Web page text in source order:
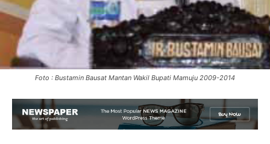
Foto : Bustamin Bausat Mantan Wakil Bupati Mamuju 2009-2014